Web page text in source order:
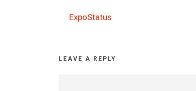
ExpoStatus
LEAVE A REPLY